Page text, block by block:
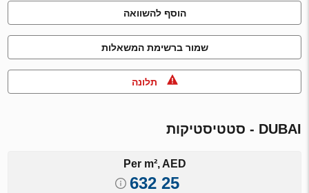
הוסף להשוואה
שמור ברשימת המשאלות
תלונה
DUBAI - סטטיסטיקות
Per m², AED
25 632